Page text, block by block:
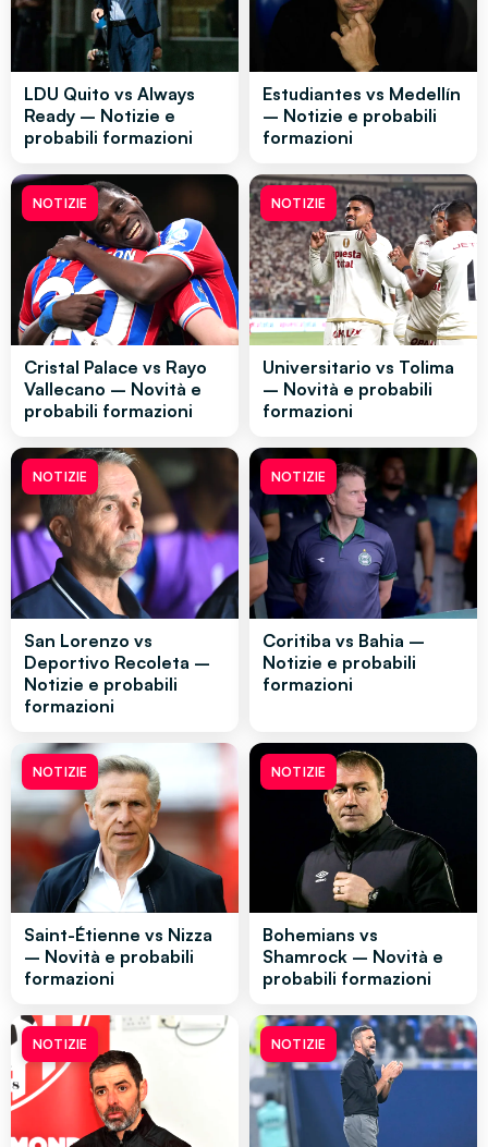
LDU Quito vs Always
Ready – Notizie e
probabili formazioni
Estudiantes vs Medellín
– Notizie e probabili
formazioni
NOTIZIE
Cristal Palace vs Rayo
Vallecano – Novità e
probabili formazioni
NOTIZIE
Universitario vs Tolima
– Novità e probabili
formazioni
NOTIZIE
San Lorenzo vs
Deportivo Recoleta –
Notizie e probabili
formazioni
NOTIZIE
Coritiba vs Bahia –
Notizie e probabili
formazioni
NOTIZIE
Saint-Étienne vs Nizza
– Novità e probabili
formazioni
NOTIZIE
Bohemians vs
Shamrock – Novità e
probabili formazioni
NOTIZIE NOTIZIE